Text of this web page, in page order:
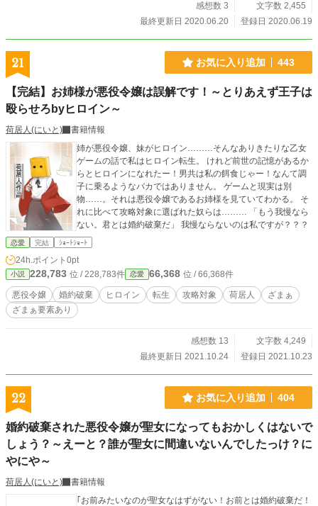
感想数 3
文字数 2,455
最終更新日 2020.06.20
登録日 2020.06.19
21 お気に入り追加 443
【完結】お姉様が悪役令嬢は誤解です！～とりあえず王子は
殴らせろbyヒロイン～
荷居人(にいと)
書籍情報
姉が悪役令嬢、妹がヒロイン………そんなありきたりな乙女
ゲームの話で私はヒロイン転生。 けれど前世の記憶があるか
らとヒロインになれたー！男共は私の餌食じゃー！なんて調
子に乗るようなバカではありません。 ゲームと現実は別
物……。それは悪役令嬢であるお姉様を見ていてわかる。 そ
れに比べて攻略対象に選ばれた奴らは……… 「もう我慢なら
ない。君とは婚約破棄だ」 我慢ならないのは私ですが？？？
恋愛 完結 ｼｮｰﾄｼｮｰﾄ
24h.ポイント 0pt
小説 228,783 位 / 228,783件 恋愛 66,368 位 / 66,368件
悪役令嬢 婚約破棄 ヒロイン 転生 攻略対象 荷居人
ざまぁ
ざまぁ要素あり
感想数 13
文字数 4,249
最終更新日 2021.10.24
登録日 2021.10.23
22 お気に入り追加 404
婚約破棄された悪役令嬢が聖女になってもおかしくはないで
しょう？～えーと？誰が聖女に間違いないんでしたっけ？に
やにや～
荷居人(にいと)
書籍情報
｢お前みたいなのが聖女なはずがない！お前とは婚約破棄だ！